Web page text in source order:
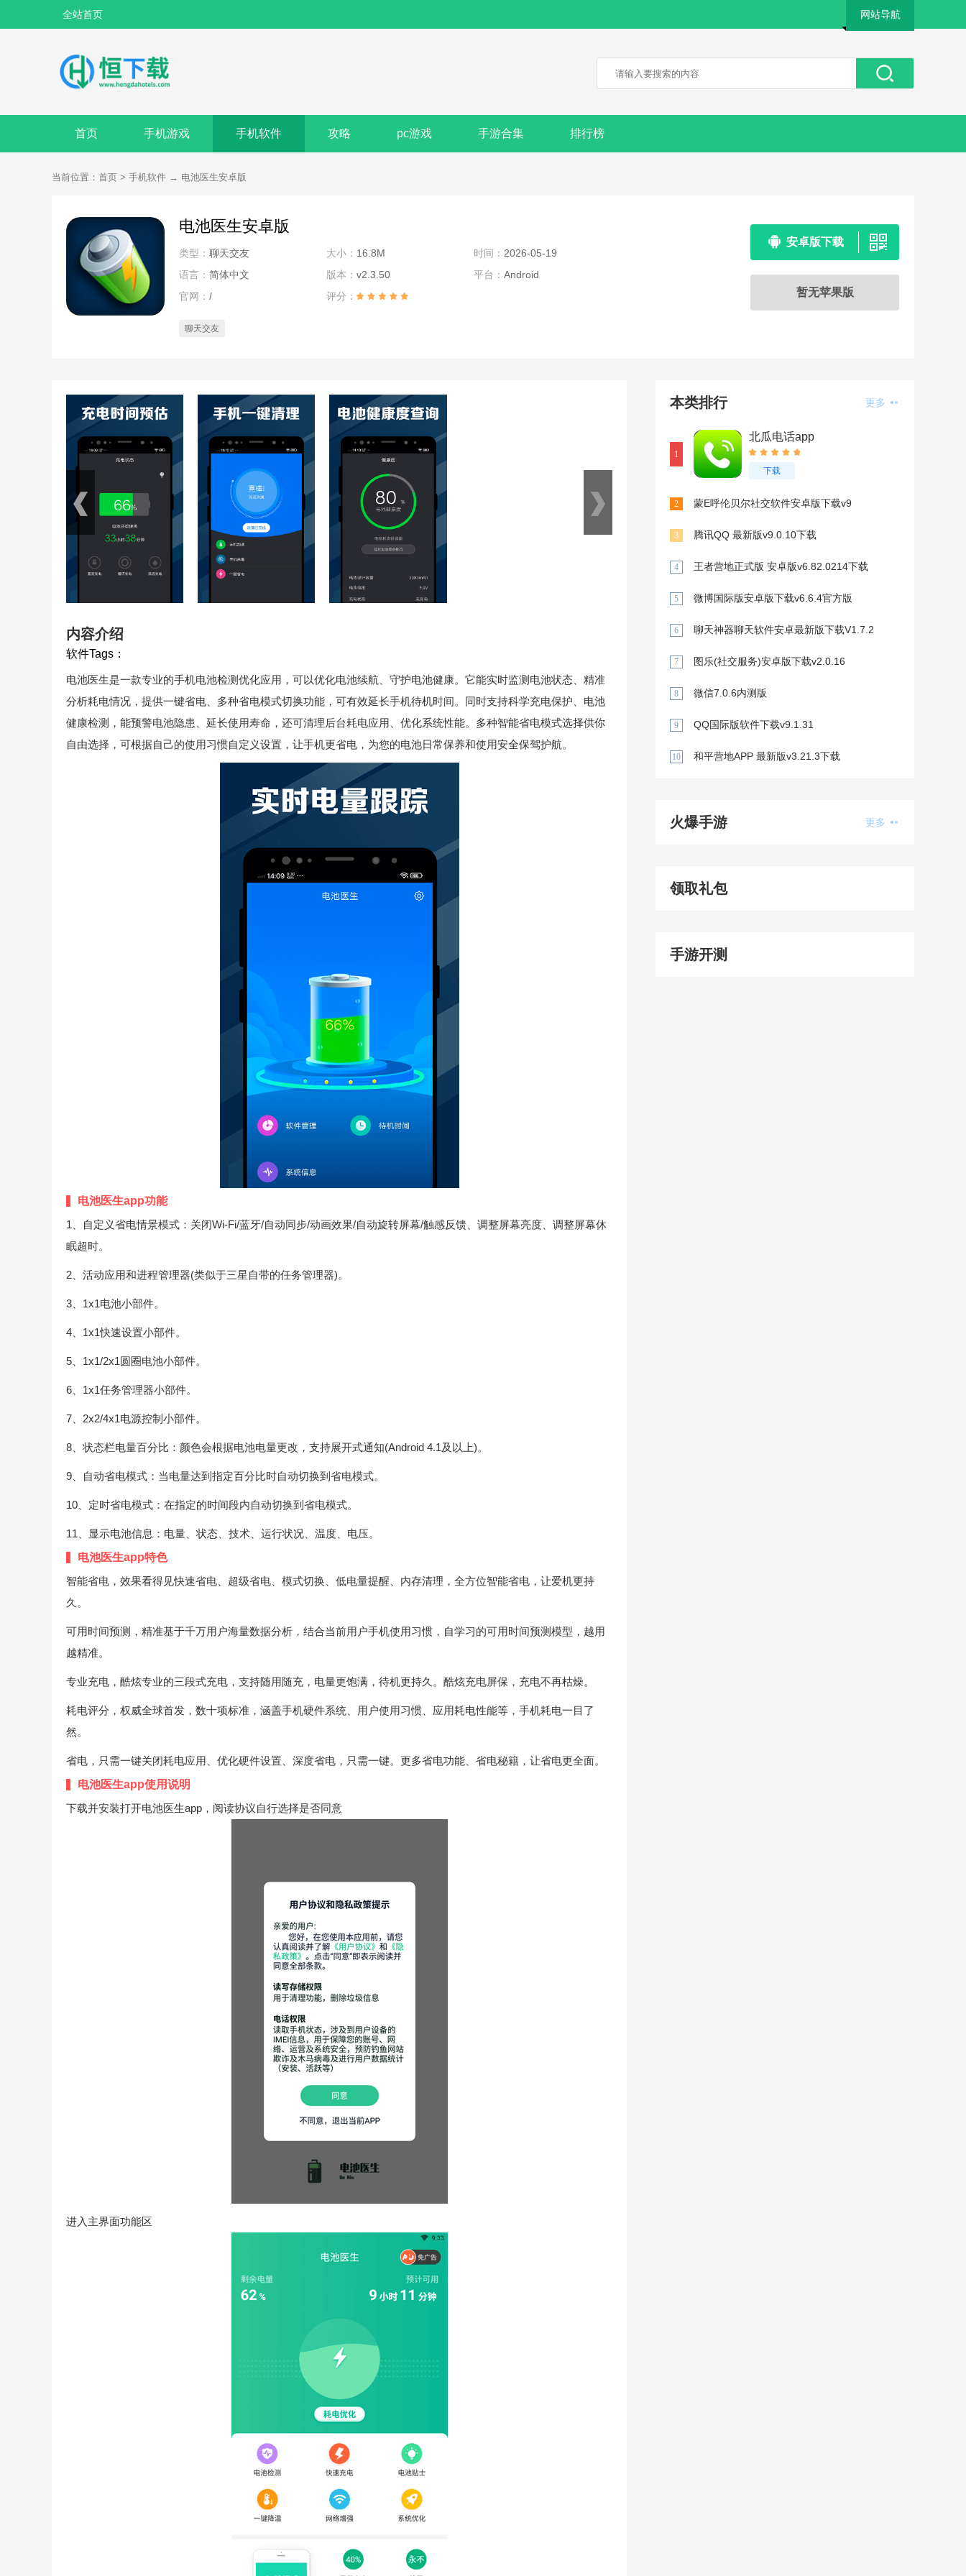
全站首页 网站导航
首页 手机游戏 手机软件 攻略 pc游戏 手游合集 排行榜
当前位置： 首页 > 手机软件 → 电池医生安卓版
电池医生安卓版
类型： 聊天交友 大小： 16.8M 时间： 2026-05-19
语言： 简体中文 版本： v2.3.50 平台： Android
官网： / 评分：
聊天交友
安卓版下载
暂无苹果版
内容介绍
软件Tags：
电池医生是一款专业的手机电池检测优化应用，可以优化电池续航、守护电池健康。它能实时监测电池状态、精准
分析耗电情况，提供一键省电、多种省电模式切换功能，可有效延长手机待机时间。同时支持科学充电保护、电池
健康检测，能预警电池隐患、延长使用寿命，还可清理后台耗电应用、优化系统性能。多种智能省电模式选择供你
自由选择，可根据自己的使用习惯自定义设置，让手机更省电，为您的电池日常保养和使用安全保驾护航。
电池医生app功能
1、自定义省电情景模式：关闭Wi-Fi/蓝牙/自动同步/动画效果/自动旋转屏幕/触感反馈、调整屏幕亮度、调整屏幕休
眠超时。
2、活动应用和进程管理器(类似于三星自带的任务管理器)。
3、1x1电池小部件。
4、1x1快速设置小部件。
5、1x1/2x1圆圈电池小部件。
6、1x1任务管理器小部件。
7、2x2/4x1电源控制小部件。
8、状态栏电量百分比：颜色会根据电池电量更改，支持展开式通知(Android 4.1及以上)。
9、自动省电模式：当电量达到指定百分比时自动切换到省电模式。
10、定时省电模式：在指定的时间段内自动切换到省电模式。
11、显示电池信息：电量、状态、技术、运行状况、温度、电压。
电池医生app特色
智能省电，效果看得见快速省电、超级省电、模式切换、低电量提醒、内存清理，全方位智能省电，让爱机更持
久。
可用时间预测，精准基于千万用户海量数据分析，结合当前用户手机使用习惯，自学习的可用时间预测模型，越用
越精准。
专业充电，酷炫专业的三段式充电，支持随用随充，电量更饱满，待机更持久。酷炫充电屏保，充电不再枯燥。
耗电评分，权威全球首发，数十项标准，涵盖手机硬件系统、用户使用习惯、应用耗电性能等，手机耗电一目了
然。
省电，只需一键关闭耗电应用、优化硬件设置、深度省电，只需一键。更多省电功能、省电秘籍，让省电更全面。
电池医生app使用说明
下载并安装打开电池医生app，阅读协议自行选择是否同意
进入主界面功能区
本类排行 更多
1
北瓜电话app
下载
2 蒙E呼伦贝尔社交软件安卓版下载v9
3 腾讯QQ 最新版v9.0.10下载
4 王者营地正式版 安卓版v6.82.0214下载
5 微博国际版安卓版下载v6.6.4官方版
6 聊天神器聊天软件安卓最新版下载V1.7.2
7 图乐(社交服务)安卓版下载v2.0.16
8 微信7.0.6内测版
9 QQ国际版软件下载v9.1.31
10 和平营地APP 最新版v3.21.3下载
火爆手游 更多
领取礼包
手游开测